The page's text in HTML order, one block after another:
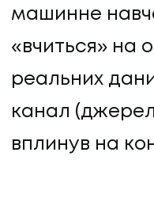
машинне
«вчиться» на
реальних
канал
вплинув на